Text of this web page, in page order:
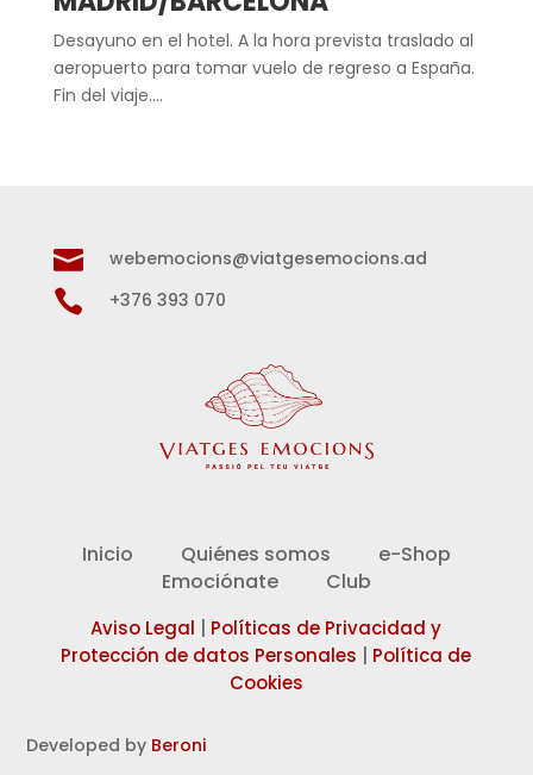
Desayuno en el hotel. A la hora prevista traslado al
aeropuerto para tomar vuelo de regreso a España.
Fin del viaje….
 webemocions@viatgesemocions.ad
 +376 393 070
Inicio Quiénes somos
e-Shop
Emociónate
Club
Aviso Legal
Políticas de Privacidad y
Protección de datos Personales
Política de
Cookies
Developed by Beroni